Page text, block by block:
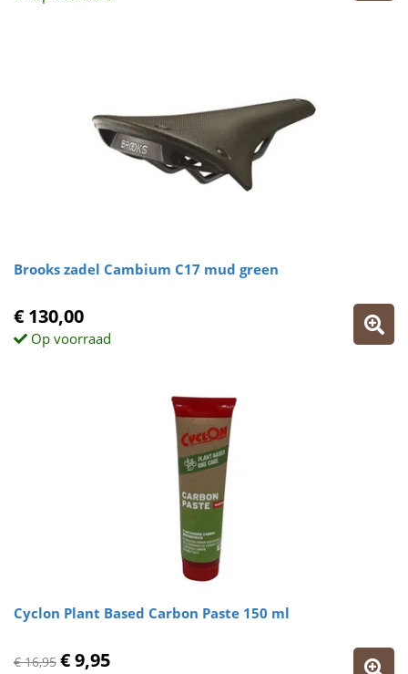
Brooks zadel Cambium C17 mud green
€ 130,00
Op voorraad
Cyclon Plant Based Carbon Paste 150 ml
€ 16,95 € 9,95